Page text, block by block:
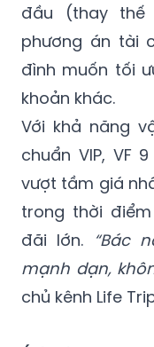
đầu (thay thế
phương án tài
đình muốn tối
khoản khác.
Với khả năng
chuẩn VIP, VF
vượt tầm giá
trong thời
đãi lớn. “Bác
mạnh dạn,
chủ kênh Life